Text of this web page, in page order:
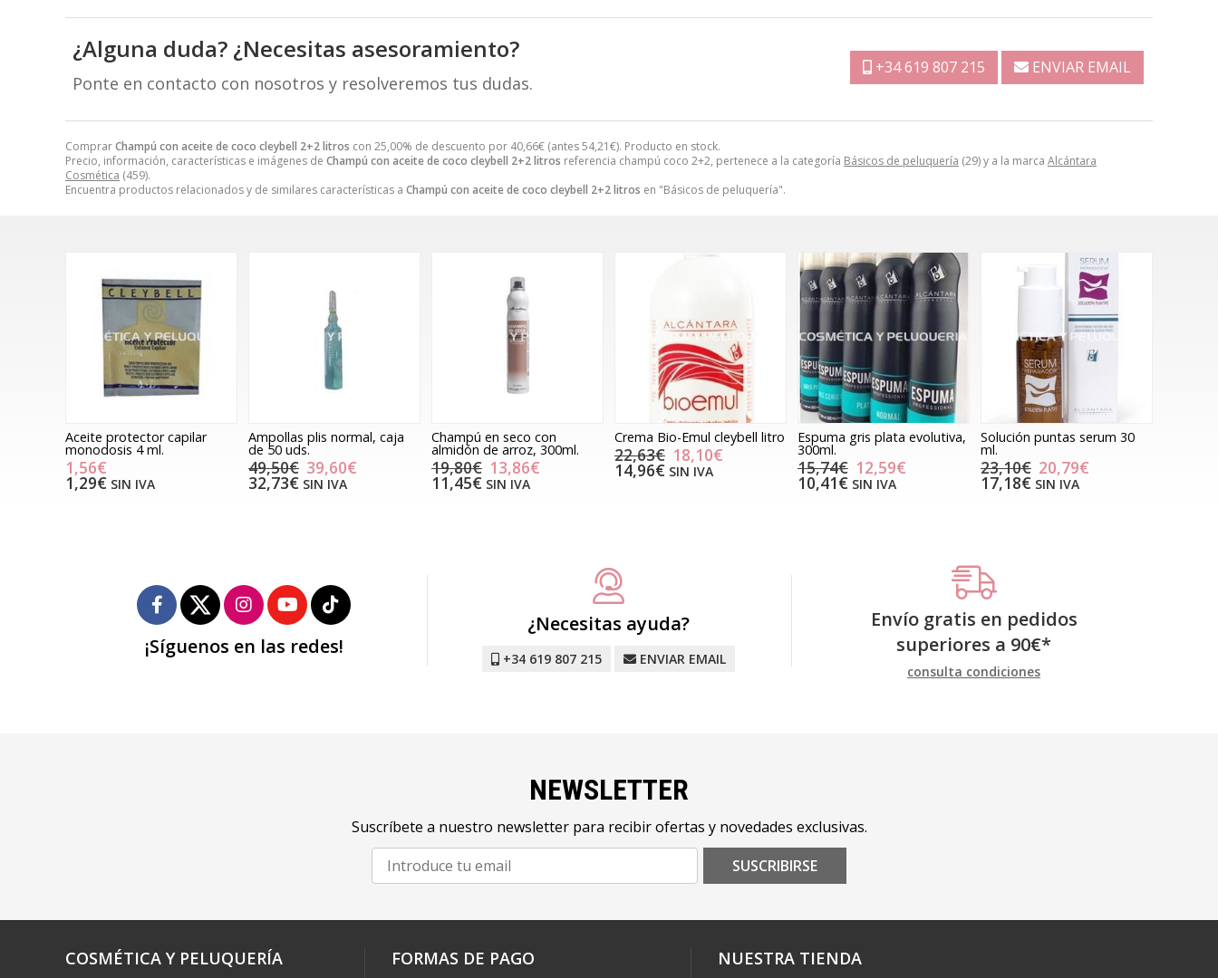
ComprarChampú con aceite de coco cleybell 2+2 litros con 25,00% de descuento por 40,66€ (antes54,21€). Producto en stock.
Precio, información, características e imágenes de Champú con aceite de coco cleybell 2+2 litros referencia champú coco 2+2, pertenece a la categoría Básicos de peluquería (29) y a la marca Alcántara
Cosmética (459).
Encuentra productos relacionados y de similares características a Champú con aceite de coco cleybell 2+2 litros en "Básicos de peluquería".
¿Alguna duda? ¿Necesitas asesoramiento?
Ponte en contacto con nosotros y resolveremos tus dudas.
+34 619 807 215 ENVIAR EMAIL
Aceite protector capilar
monodosis 4 ml.
1,56€
1,29€ SIN IVA
Ampollas plis normal, caja
de 50 uds.
49,50€ 39,60€
32,73€ SIN IVA
Champú en seco con
almidón de arroz, 300ml.
19,80€ 13,86€
11,45€ SIN IVA
Crema Bio-Emul cleybell litro
22,63€ 18,10€
14,96€ SIN IVA
Espuma gris plata evolutiva,
300ml.
15,74€ 12,59€
10,41€ SIN IVA
Solución puntas serum 30
ml.
23,10€ 20,79€
17,18€ SIN IVA
¡Síguenos en las redes!
¿Necesitas ayuda?
+34 619 807 215 ENVIAR EMAIL
Envío gratis en pedidos
superiores a 90€*
consulta condiciones
NEWSLETTER
Suscríbete a nuestro newsletter para recibir ofertas y novedades exclusivas.
SUSCRIBIRSE
COSMÉTICA Y PELUQUERÍA FORMAS DE PAGO NUESTRA TIENDA